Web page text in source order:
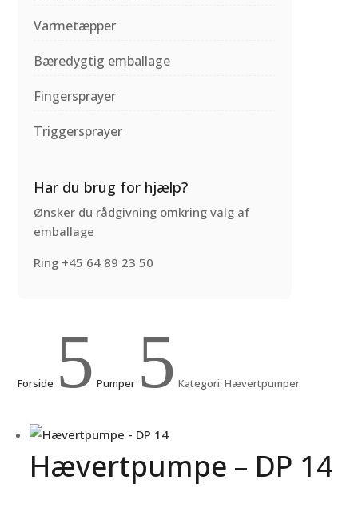
Varmetæpper
Bæredygtig emballage
Fingersprayer
Triggersprayer
Har du brug for hjælp?
Ønsker du rådgivning omkring valg af
emballage
Ring +45 64 89 23 50
Forside 5 Pumper 5 Kategori: Hævertpumper
Hævertpumpe – DP 14